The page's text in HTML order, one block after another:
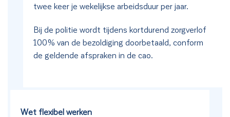
twee keer je wekelijkse arbeidsduur per jaar.
Bij de politie wordt tijdens kortdurend zorgverlof
100% van de bezoldiging doorbetaald, conform
de geldende afspraken in de cao.
Wet flexibel werken